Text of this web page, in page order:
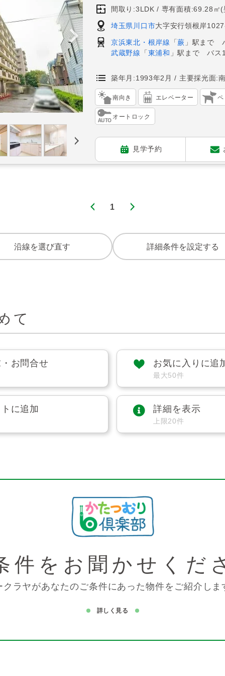
間取り:3LDK 専有面積:69.28㎡(
埼玉県川口市大字安行領根岸
京浜東北・根岸線 「蕨 」駅まで
武蔵野線
「 東浦和 」駅まで バ
築年月:1993年2月 主要採光面:
南向き エレベーター
オートロック
見学予約
1
沿線を選び直す 詳細条件を設定する
て
お問合せ お気に入りに追
最大50件
に追加 詳細を表示
上限20件
件を お聞かせくだ
クラヤがあなたのご条件にあった物件をご紹介しま
詳しく見る